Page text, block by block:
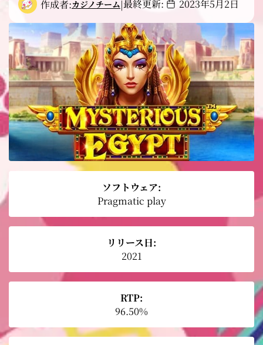
作成者:カジノチーム|最終更新: 2023年5月2日
ソフトウェア:
Pragmatic play
リリース日:
2021
RTP:
96.50%